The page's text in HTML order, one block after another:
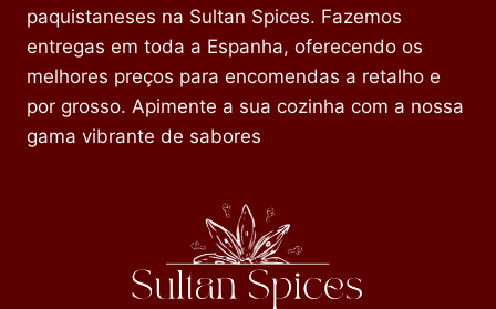
paquistaneses na Sultan Spices. Fazemos
entregas em toda a Espanha, oferecendo os
melhores preços para encomendas a retalho e
por grosso. Apimente a sua cozinha com a nossa
gama vibrante de sabores